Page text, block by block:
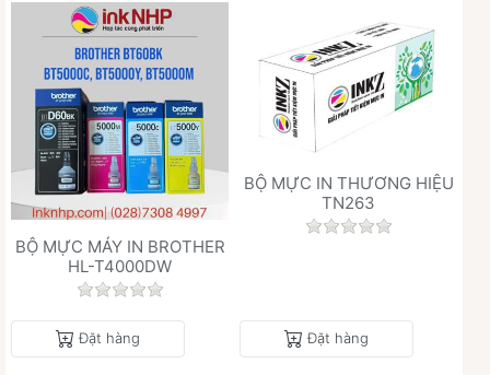
BỘ MỰC MÁY IN BROTHER
HL-T4000DW
Chưa có đánh giá nào cho sản phẩm này.
Đặt hàng
BỘ MỰC IN THƯƠNG HIỆU
TN263
Chưa có đánh giá
Đặt hàng